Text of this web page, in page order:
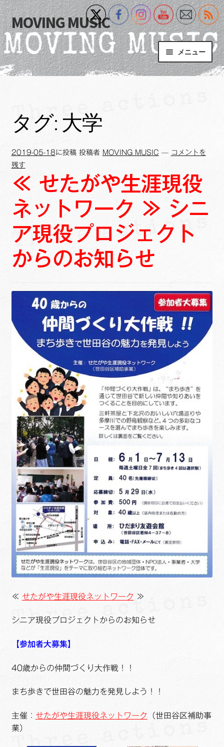
ナ
ビ
ゲ
ー
シ
ス
キ
プ
コ
ン
テ
ン
ツ
ッ
プ
MOVING MUSIC
メニュー
Home
ュ
を
展
開
What’s New
Blog
+MM Online Video Platform
サ
ブ
メ
ニ
フォトギャラリー
サ
ブ
展
開
Links
ー
を
せたがや生涯現役ネットワーク
ニ
ュ
を
展
ブ
メ
ュ
ー
開
出演希望/お問い合わせフォーム
Contact
タグ: 大学
2019-05-18に投稿 投稿者 MOVING MUSIC — コメントを
残す
≪ せたがや生涯現役
ネットワーク ≫ シニ
ア現役プロジェクト
からのお知らせ
≪ せたがや生涯現役ネットワーク ≫
シニア現役プロジェクトからのお知らせ
【参加者大募集】
40歳からの仲間づくり大作戦！！
まち歩きで世田谷の魅力を発見しよう！！
主催： せたがや生涯現役ネットワーク
（世田谷区補助事
業）